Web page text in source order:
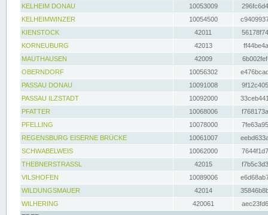
KELHEIM DONAU
10053009
KELHEIMWINZER
10054500
KIENSTOCK
42011
KORNEUBURG
42013
MAUTHAUSEN
42009
OBERNDORF
10056302
PASSAU DONAU
10091008
PASSAU ILZSTADT
10092000
PFATTER
10068006
PFELLING
10078000
REGENSBURG EISERNE BRÜCKE
10061007
SCHWABELWEIS
10062000
THEBNERSTRASSL
42015
VILSHOFEN
10089006
WILDUNGSMAUER
42014
WILHERING
420061